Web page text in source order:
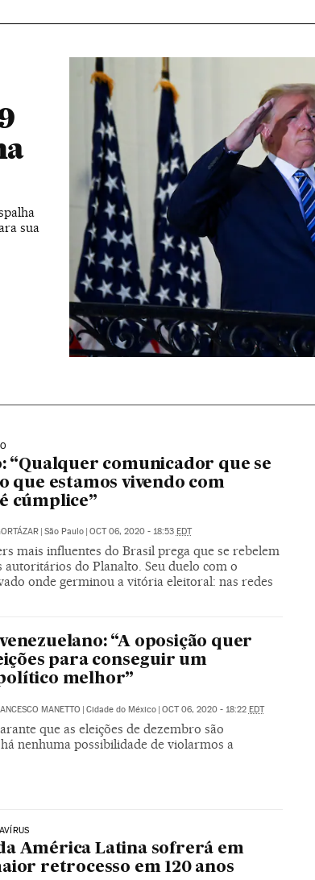
sua
“Qualquer comunicador que se
que estamos vivendo com
cúmplice”
| São Paulo | OCT 06, 2020 - 18:53 EDT
mais influentes do Brasil prega que se rebelem
autoritários do Planalto. Seu duelo com o
onde germinou a vitória eleitoral: nas redes
“A oposição quer
para conseguir um
melhor”
MANETTO | Cidade do México | OCT 06, 2020 - 18:22 EDT
que as eleições de dezembro são
nenhuma possibilidade de violarmos a
América Latina sofrerá em
retrocesso em 120 anos